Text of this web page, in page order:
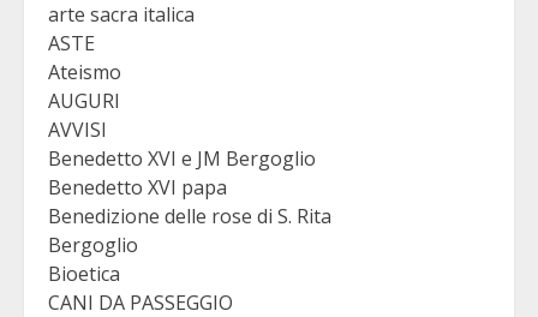
arte sacra italica
ASTE
Ateismo
AUGURI
AVVISI
Benedetto XVI e JM Bergoglio
Benedetto XVI papa
Benedizione delle rose di S. Rita
Bergoglio
Bioetica
CANI DA PASSEGGIO